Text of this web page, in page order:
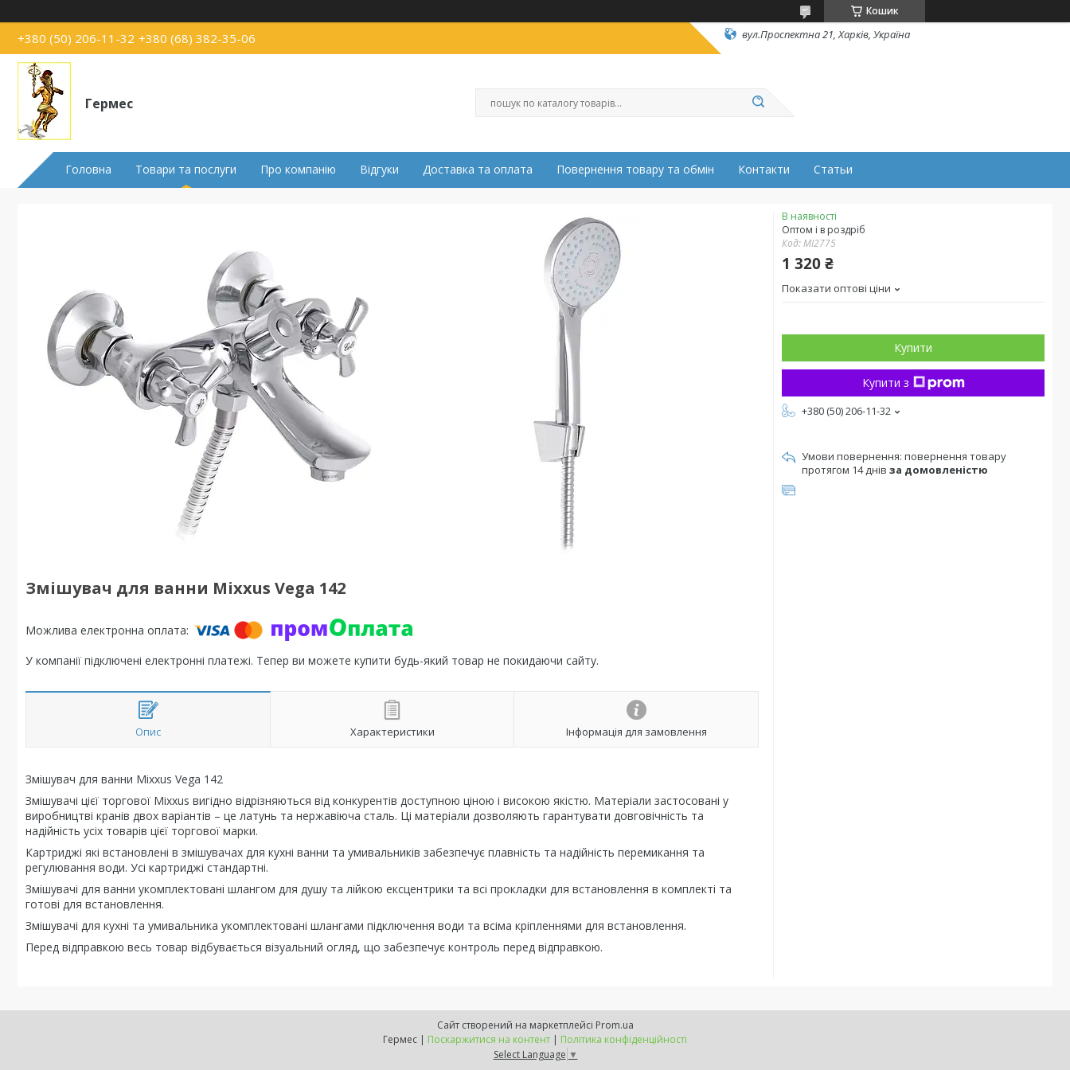
Кошик
+380 (50) 206-11-32 +380 (68) 382-35-06 вул.Проспектна 21, Харків, Україна
Гермес
Головна Товари та послуги Про компанію Відгуки Доставка та оплата Повернення товару та обмін Контакти Статьи
Змішувач для ванни Mixxus Vega 142
У компанії підключені електронні платежі. Тепер ви можете купити будь-який товар не покидаючи сайту.
Опис Характеристики Інформація для замовлення
Змішувач для ванни Mixxus Vega 142
Змішувачі цієї торгової Mixxus вигідно відрізняються від конкурентів доступною ціною і високою якістю. Матеріали застосовані у
виробництві кранів двох варіантів – це латунь та нержавіюча сталь. Ці матеріали дозволяють гарантувати довговічність та
надійність усіх товарів цієї торгової марки.
Картриджі які встановлені в змішувачах для кухні ванни та умивальників забезпечує плавність та надійність перемикання та
регулювання води. Усі картриджі стандартні.
Змішувачі для ванни укомплектовані шлангом для душу та лійкою ексцентрики та всі прокладки для встановлення в комплекті та
готові для встановлення.
Змішувачі для кухні та умивальника укомплектовані шлангами підключення води та всіма кріпленнями для встановлення.
Перед відправкою весь товар відбувається візуальний огляд, що забезпечує контроль перед відправкою.
В наявності
Оптом і в роздріб
Код:MI2775
1 320 ₴
Показати оптові ціни
Купити
Купити з
+380 (50) 206-11-32
повернення товару
протягом 14 днів за домовленістю
Сайт створений на маркетплейсі Prom.ua
Гермес | Поскаржитися на контент | Політика конфіденційності
Select Language ▼